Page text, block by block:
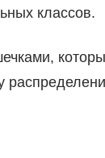
классов.